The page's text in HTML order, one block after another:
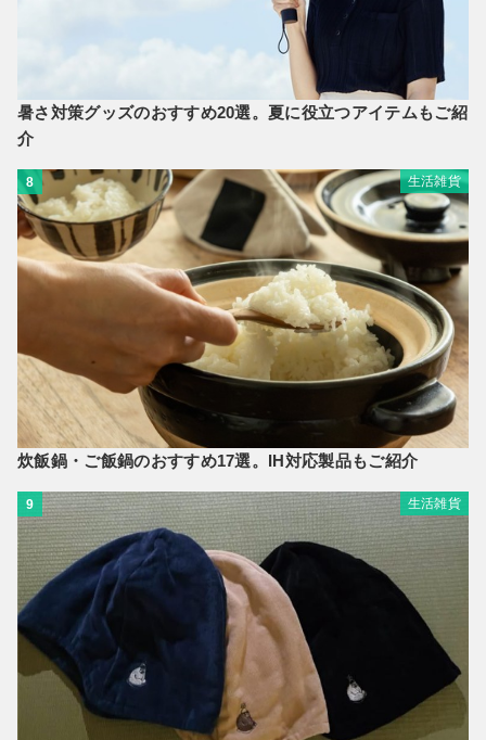
暑さ対策グッズのおすすめ20選。夏に役立つアイテムもご紹
介
8 生活雑貨
炊飯鍋・ご飯鍋のおすすめ17選。IH対応製品もご紹介
9 生活雑貨